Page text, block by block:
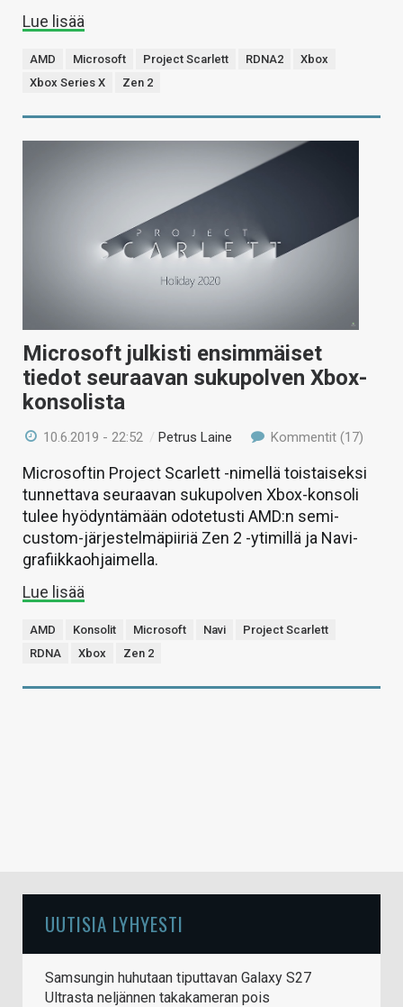
Lue lisää
AMD Microsoft Project Scarlett RDNA2
Xbox
Xbox Series X
Zen 2
Microsoft julkisti ensimmäiset
tiedot seuraavan sukupolven Xbox-
konsolista
10.6.2019 - 22:52 / Petrus Laine Kommentit (17)
Microsoftin Project Scarlett -nimellä toistaiseksi
tunnettava seuraavan sukupolven Xbox-konsoli
tulee hyödyntämään odotetusti AMD:n semi-
custom-järjestelmäpiiriä Zen 2 -ytimillä ja Navi-
grafiikkaohjaimella.
Lue lisää
AMD Konsolit Microsoft Navi
Project Scarlett
RDNA
Xbox Zen 2
UUTISIA LYHYESTI
Samsungin huhutaan tiputtavan Galaxy S27
Ultrasta neljännen takakameran pois